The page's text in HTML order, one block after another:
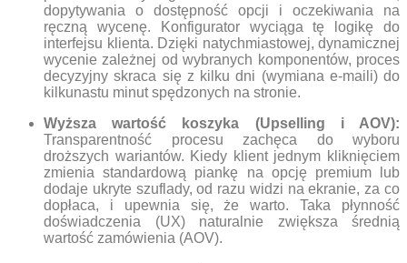
dopytywania o dostępność opcji i oczekiwania na
ręczną wycenę. Konfigurator wyciąga tę logikę do
interfejsu klienta. Dzięki natychmiastowej, dynamicznej
wycenie zależnej od wybranych komponentów, proces
decyzyjny skraca się z kilku dni (wymiana e-maili) do
kilkunastu minut spędzonych na stronie.
Wyższa wartość koszyka (Upselling i AOV):
Transparentność procesu zachęca do wyboru
droższych wariantów. Kiedy klient jednym kliknięciem
zmienia standardową piankę na opcję premium lub
dodaje ukryte szuflady, od razu widzi na ekranie, za co
dopłaca, i upewnia się, że warto. Taka płynność
doświadczenia (UX) naturalnie zwiększa średnią
wartość zamówienia (AOV).